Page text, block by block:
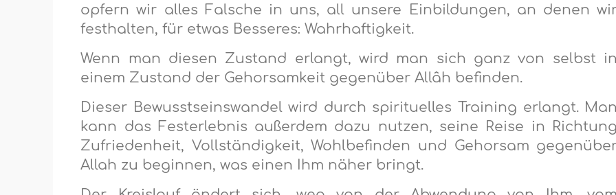
opfern wir alles Falsche in uns, all unsere Einbildungen, an denen
festhalten, für etwas Besseres: Wahrhaftigkeit.
Wenn man diesen Zustand erlangt, wird man sich ganz von selbst in
einem Zustand der Gehorsamkeit gegenüber Allâh befinden.
Dieser Bewusstseinswandel wird durch spirituelles Training erlangt. Man
kann das Festerlebnis außerdem dazu nutzen, seine Reise in Richtung
Zufriedenheit, Vollständigkeit, Wohlbefinden und Gehorsam
Allah zu beginnen, was einen Ihm näher bringt.